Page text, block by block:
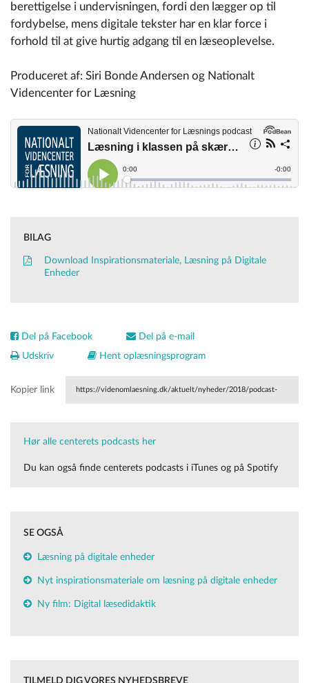
berettigelse i undervisningen, fordi den lægger op til
fordybelse, mens digitale tekster har en klar force i
forhold til at give hurtig adgang til en læseoplevelse.
Produceret af: Siri Bonde Andersen og Nationalt
Videncenter for Læsning
BILAG
Download Inspirationsmateriale, Læsning på Digitale
Enheder
Del på Facebook
Del på e-mail
Udskriv
Hent oplæsningsprogram
Kopier link https://videnomlaesning.dk/aktuelt/nyheder/2018/podcast-
Hør alle centerets podcasts her
Du kan også finde centerets podcasts i iTunes og på Spotify
SE OGSÅ
Læsning på digitale enheder
Nyt inspirationsmateriale om læsning på digitale enheder
Ny film: Digital læsedidaktik
TILMELD DIG VORES NYHEDSBREVE